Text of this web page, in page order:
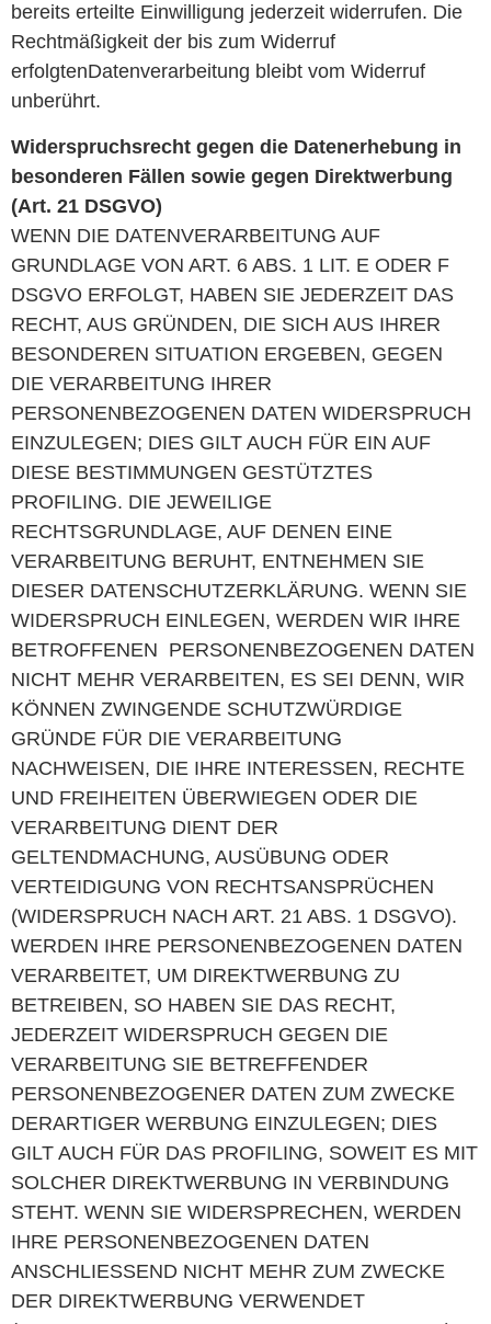
bereits erteilte Einwilligung jederzeit widerrufen. Die
Rechtmäßigkeit der bis zum Widerruf
erfolgtenDatenverarbeitung bleibt vom Widerruf
unberührt.
Widerspruchsrecht gegen die Datenerhebung in
besonderen Fällen sowie gegen Direktwerbung
(Art. 21 DSGVO)
WENN DIE DATENVERARBEITUNG AUF
GRUNDLAGE VON ART. 6 ABS. 1 LIT. E ODER F
DSGVO ERFOLGT, HABEN SIE JEDERZEIT DAS
RECHT, AUS GRÜNDEN, DIE SICH AUS IHRER
BESONDEREN SITUATION ERGEBEN, GEGEN
DIE VERARBEITUNG IHRER
PERSONENBEZOGENEN DATEN WIDERSPRUCH
EINZULEGEN; DIES GILT AUCH FÜR EIN AUF
DIESE BESTIMMUNGEN GESTÜTZTES
PROFILING. DIE JEWEILIGE
RECHTSGRUNDLAGE, AUF DENEN EINE
VERARBEITUNG BERUHT, ENTNEHMEN SIE
DIESER DATENSCHUTZERKLÄRUNG. WENN SIE
WIDERSPRUCH EINLEGEN, WERDEN WIR IHRE
BETROFFENEN PERSONENBEZOGENEN DATEN
NICHT MEHR VERARBEITEN, ES SEI DENN, WIR
KÖNNEN ZWINGENDE SCHUTZWÜRDIGE
GRÜNDE FÜR DIE VERARBEITUNG
NACHWEISEN, DIE IHRE INTERESSEN, RECHTE
UND FREIHEITEN ÜBERWIEGEN ODER DIE
VERARBEITUNG DIENT DER
GELTENDMACHUNG, AUSÜBUNG ODER
VERTEIDIGUNG VON RECHTSANSPRÜCHEN
(WIDERSPRUCH NACH ART. 21 ABS. 1 DSGVO).
WERDEN IHRE PERSONENBEZOGENEN DATEN
VERARBEITET, UM DIREKTWERBUNG ZU
BETREIBEN, SO HABEN SIE DAS RECHT,
JEDERZEIT WIDERSPRUCH GEGEN DIE
VERARBEITUNG SIE BETREFFENDER
PERSONENBEZOGENER DATEN ZUM ZWECKE
DERARTIGER WERBUNG EINZULEGEN; DIES
GILT AUCH FÜR DAS PROFILING, SOWEIT ES MIT
SOLCHER DIREKTWERBUNG IN VERBINDUNG
STEHT. WENN SIE WIDERSPRECHEN, WERDEN
IHRE PERSONENBEZOGENEN DATEN
ANSCHLIESSEND NICHT MEHR ZUM ZWECKE
DER DIREKTWERBUNG VERWENDET